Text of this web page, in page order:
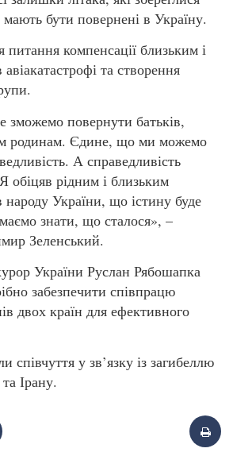
бути повернені в Україну.
питання компенсації близьким і
та створення
зможемо повернути батьків,
родинам. Єдине, що ми можемо
А справедливість
обіцяв рідним і близьким
народу України, що істину буде
знати, що сталося», –
Зеленський.
України Руслан Рябошапка
забезпечити співпрацю
двох країн для ефективного
співчуття у зв’язку із загибеллю
Ірану.